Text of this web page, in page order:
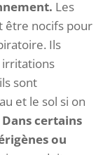
Les
être nocifs pour
Ils
irritations
sont
et le sol si on
Dans certains
ou